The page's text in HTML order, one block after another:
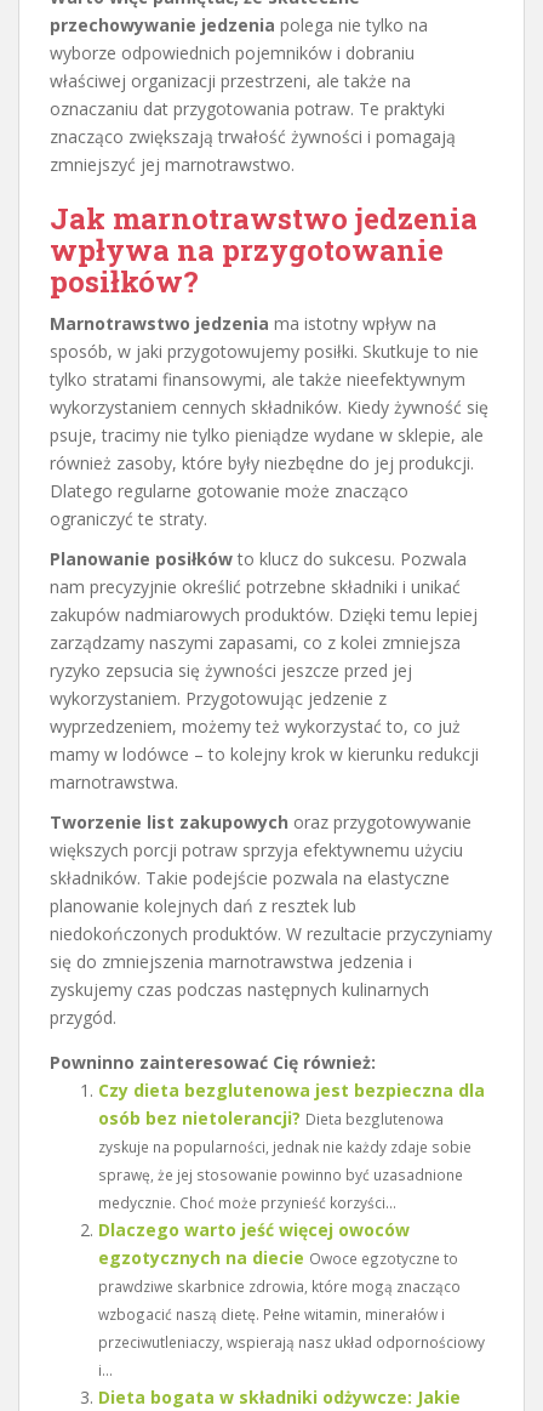
przechowywanie jedzenia polega nie tylko na
wyborze odpowiednich pojemników i dobraniu
właściwej organizacji przestrzeni, ale także na
oznaczaniu dat przygotowania potraw. Te praktyki
znacząco zwiększają trwałość żywności i pomagają
zmniejszyć jej marnotrawstwo.
Jak marnotrawstwo jedzenia
wpływa na przygotowanie
posiłków?
Marnotrawstwo jedzenia ma istotny wpływ na
sposób, w jaki przygotowujemy posiłki. Skutkuje to nie
tylko stratami finansowymi, ale także nieefektywnym
wykorzystaniem cennych składników. Kiedy żywność się
psuje, tracimy nie tylko pieniądze wydane w sklepie, ale
również zasoby, które były niezbędne do jej produkcji.
Dlatego regularne gotowanie może znacząco
ograniczyć te straty.
Planowanie posiłków to klucz do sukcesu. Pozwala
nam precyzyjnie określić potrzebne składniki i unikać
zakupów nadmiarowych produktów. Dzięki temu lepiej
zarządzamy naszymi zapasami, co z kolei zmniejsza
ryzyko zepsucia się żywności jeszcze przed jej
wykorzystaniem. Przygotowując jedzenie z
wyprzedzeniem, możemy też wykorzystać to, co już
mamy w lodówce – to kolejny krok w kierunku redukcji
marnotrawstwa.
Tworzenie list zakupowych oraz przygotowywanie
większych porcji potraw sprzyja efektywnemu użyciu
składników. Takie podejście pozwala na elastyczne
planowanie kolejnych dań z resztek lub
niedokończonych produktów. W rezultacie przyczyniamy
się do zmniejszenia marnotrawstwa jedzenia i
zyskujemy czas podczas następnych kulinarnych
przygód.
Powninno zainteresować Cię również:
Czy dieta bezglutenowa jest bezpieczna dla
osób bez nietolerancji? Dieta bezglutenowa
zyskuje na popularności, jednak nie każdy zdaje sobie
sprawę, że jej stosowanie powinno być uzasadnione
medycznie. Choć może przynieść korzyści...
Dlaczego warto jeść więcej owoców
egzotycznych na diecie Owoce egzotyczne to
prawdziwe skarbnice zdrowia, które mogą znacząco
wzbogacić naszą dietę. Pełne witamin, minerałów i
przeciwutleniaczy, wspierają nasz układ odpornościowy
i...
Dieta bogata w składniki odżywcze: Jakie